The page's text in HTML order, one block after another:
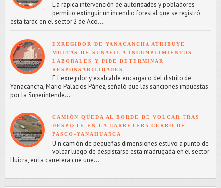
L a rápida intervención de autoridades y pobladores
permitió extinguir un incendio forestal que se registró
esta tarde en el sector 2 de Aco...
EXREGIDOR DE YANACANCHA ATRIBUYE
MULTAS DE SUNAFIL A INCUMPLIMIENTOS
LABORALES Y PIDE DETERMINAR
RESPONSABILIDADES
E l exregidor y exalcalde encargado del distrito de
Yanacancha, Mario Palacios Pánez, señaló que las sanciones impuestas
por la Superintende...
CAMIÓN QUEDA AL BORDE DE VOLCAR TRAS
DESPISTE EN LA CARRETERA CERRO DE
PASCO–YANAHUANCA
U n camión de pequeñas dimensiones estuvo a punto de
volcar luego de despistarse esta madrugada en el sector
Huicra, en la carretera que une...